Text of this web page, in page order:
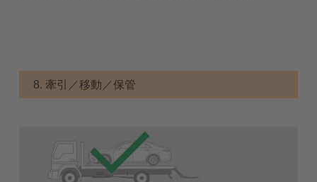
8. 牽引／移動／保管